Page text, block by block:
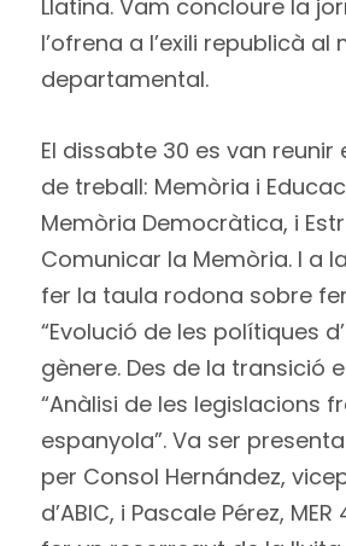
Llatina. Vam concloure la
l’ofrena a l’exili republicà al
departamental.
El dissabte 30 es van reunir
de treball: Memòria i
Memòria Democràtica, i
Comunicar la Memòria. I a
fer la taula rodona sobre
“Evolució de les polítiques
gènere. Des de la transició
“Anàlisi de les legislacions
espanyola”. Va ser
per Consol Hernández,
d’ABIC, i Pascale Pérez,